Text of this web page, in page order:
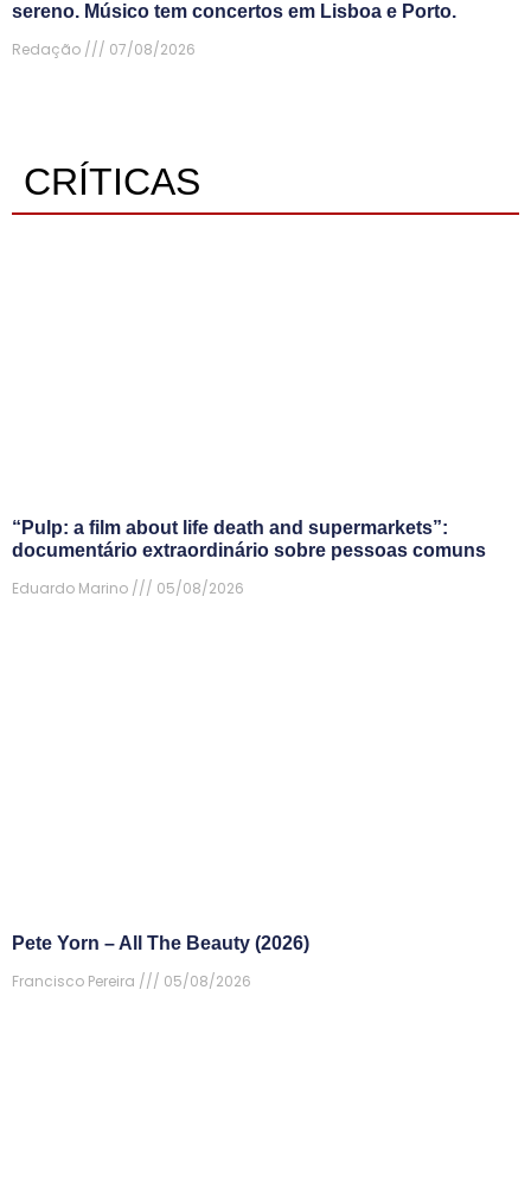
sereno. Músico tem concertos em Lisboa e Porto.
Redação
07/08/2026
CRÍTICAS
“Pulp: a film about life death and supermarkets”:
documentário extraordinário sobre pessoas comuns
Eduardo Marino
05/08/2026
Pete Yorn – All The Beauty (2026)
Francisco Pereira
05/08/2026